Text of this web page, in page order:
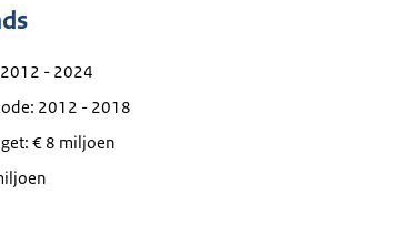
- 2024
2012 - 2018
€ 8 miljoen